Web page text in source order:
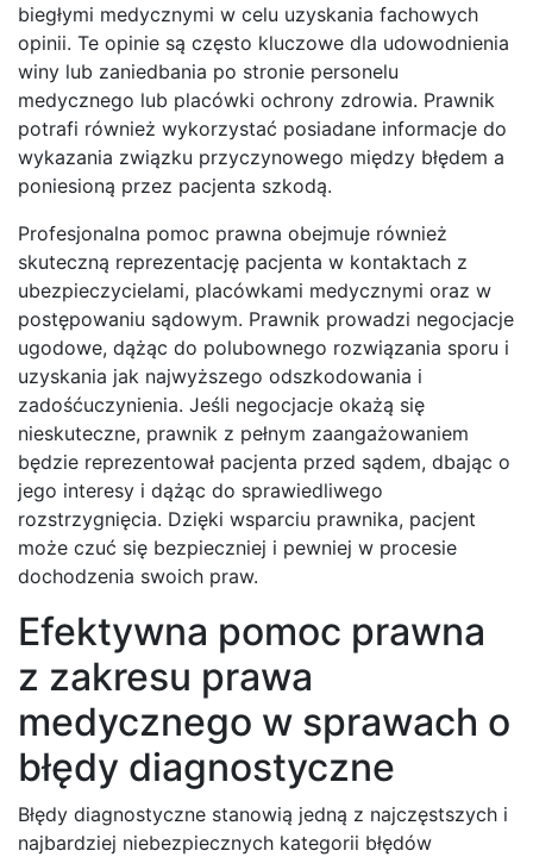
biegłymi medycznymi w celu uzyskania fachowych
opinii. Te opinie są często kluczowe dla udowodnienia
winy lub zaniedbania po stronie personelu
medycznego lub placówki ochrony zdrowia. Prawnik
potrafi również wykorzystać posiadane informacje do
wykazania związku przyczynowego między błędem a
poniesioną przez pacjenta szkodą.
Profesjonalna pomoc prawna obejmuje również
skuteczną reprezentację pacjenta w kontaktach z
ubezpieczycielami, placówkami medycznymi oraz w
postępowaniu sądowym. Prawnik prowadzi negocjacje
ugodowe, dążąc do polubownego rozwiązania sporu i
uzyskania jak najwyższego odszkodowania i
zadośćuczynienia. Jeśli negocjacje okażą się
nieskuteczne, prawnik z pełnym zaangażowaniem
będzie reprezentował pacjenta przed sądem, dbając o
jego interesy i dążąc do sprawiedliwego
rozstrzygnięcia. Dzięki wsparciu prawnika, pacjent
może czuć się bezpieczniej i pewniej w procesie
dochodzenia swoich praw.
Efektywna pomoc prawna
z zakresu prawa
medycznego w sprawach o
błędy diagnostyczne
Błędy diagnostyczne stanowią jedną z najczęstszych i
najbardziej niebezpiecznych kategorii błędów